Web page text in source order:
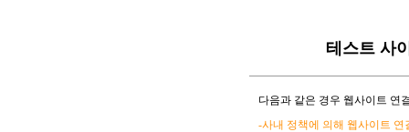
테스트 사
다음과 같은 경우 웹사이트 연
-사내 정책에 의해 웹사이트